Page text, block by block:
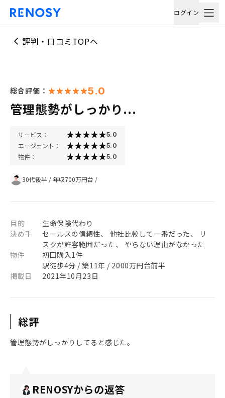
ログイン
評判・口コミTOPへ
総合評価： 5.0
管理態勢がしっかり...
サービス： 5.0
エージェント： 5.0
物件： 5.0
30代後半 / 年収700万円台 /
目的
生命保険代わり
決め手
セールスの信頼性、 他社比較して一番だった、 リ
スクが許容範囲だった、 やらない理由がなかった
物件
初回購入1件
駅徒歩4分 / 築11年 / 2000万円台前半
掲載日
2021年10月23日
総評
管理態勢がしっかりしてると感じた。
RENOSYからの返答